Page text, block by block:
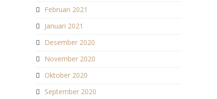
Februari 2021
Januari 2021
Desember 2020
November 2020
Oktober 2020
September 2020